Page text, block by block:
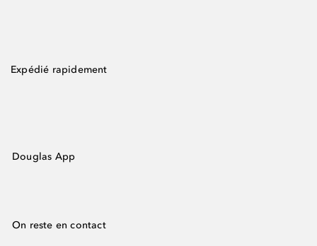
Expédié rapidement
Douglas App
On reste en contact